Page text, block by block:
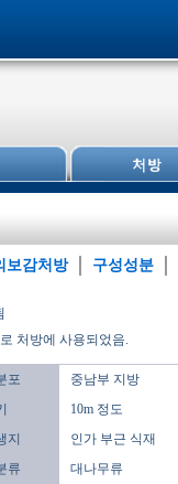
보감처방 구성성분
처방에 사용되었음.
포 중남부 지방
10m 정도
지
인가 부근 식재
류
대나무류